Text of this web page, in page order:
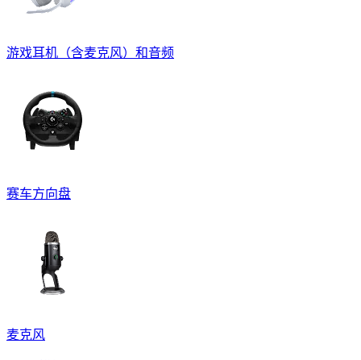
游戏耳机（含麦克风）和音频
赛车方向盘
麦克风